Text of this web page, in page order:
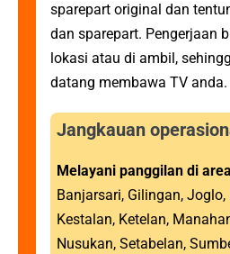
sparepart original dan
dan sparepart. Pengerjaan
lokasi atau di ambil,
datang membawa TV anda.
Jangkauan
Melayani panggilan di area
Banjarsari, Gilingan,
Kestalan, Ketelan,
Nusukan, Setabelan,